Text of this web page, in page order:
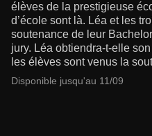
élèves de la prestigieuse
d’école sont là. Léa et les
soutenance de leur
jury. Léa obtiendra-t-elle
les élèves sont venus la
Disponible jusqu'au 11/09